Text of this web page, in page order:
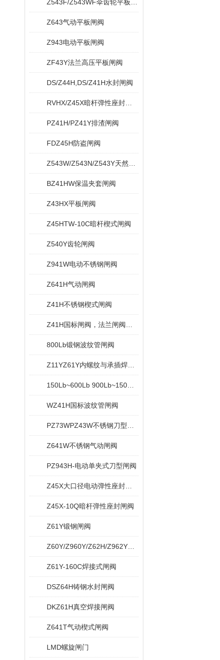
Z643气动平板闸阀
Z943电动平板闸阀
ZF43Y法兰高压平板闸阀
DS/Z44H,DS/Z41H水封闸阀
PZ41H/PZ41Y排渣闸阀
FDZ45H防盗闸阀
BZ41HW保温夹套闸阀
Z43HX平板闸阀
Z45HTW-10C暗杆楔式闸阀
Z540Y齿轮闸阀
Z941W电动不锈钢闸阀
Z641H气动闸阀
Z41H不锈钢楔式闸阀
800Lb锻钢波纹管闸阀
WZ41H国标波纹管闸阀
Z641W不锈钢气动闸阀
PZ943H-电动单夹式刀型闸阀
Z45X-10Q暗杆弹性座封闸阀
Z61Y锻钢闸阀
Z61Y-160C焊接式闸阀
DSZ64H铸钢水封闸阀
DKZ61H真空焊接闸阀
Z641T气动楔式闸阀
LMD螺旋闸门